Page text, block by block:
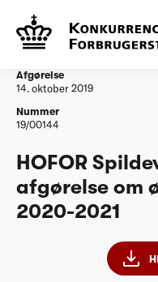
Vandtilsyn
Afgørelse
14. oktober 2019
Nummer
19/00144
HOFOR
afgørelse om
2020-2021